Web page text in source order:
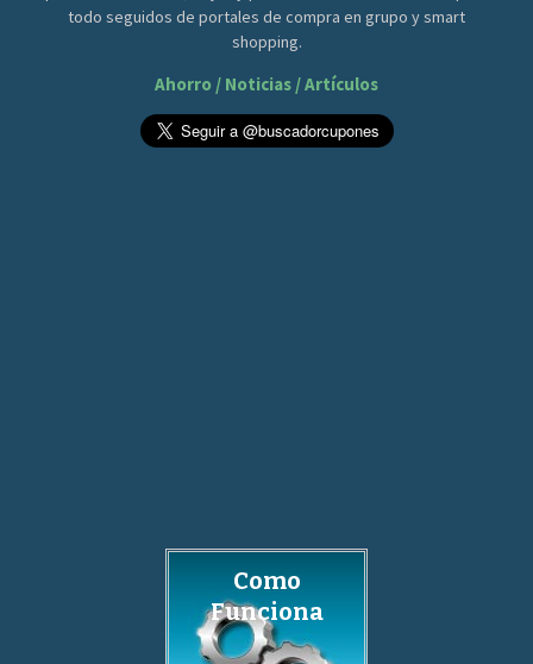
todo seguidos de portales de compra en grupo y smart
shopping.
Ahorro / Noticias / Artículos
Como
Funciona